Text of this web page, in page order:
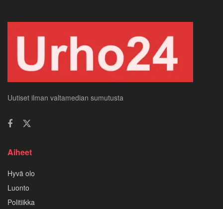
Uutiset ilman valtamedian sumutusta
Aiheet
Hyvä olo
Luonto
Politiikka